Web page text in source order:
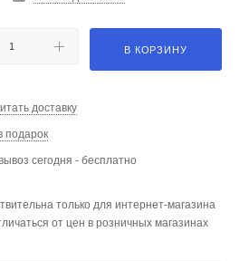
В КОРЗИНУ
доставку
подарок
сегодня - бесплатно
только для интернет-магазина
от цен в розничных магазинах